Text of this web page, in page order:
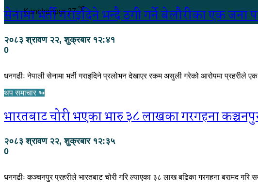
Kanchanpur 27℃
सेनामा भर्ती गराइदिने भन्दै ठगी गर्ने बेलौरीका एक जना
२०८३ श्रावण २२, शुक्रबार १२:४१
0
धनगढीः नेपाली सेनामा भर्ती गराइदिने प्रलोभन देखाएर रकम असुली गरेको आरोपमा प्रहरीले
थप समाचार ↬
भारतबाट चोरी भएका भारु ३८ लाखका गरगहना कञ्चनपुर
२०८३ श्रावण २२, शुक्रबार १२:३५
0
धनगढीः कञ्चनपुर प्रहरीले भारतबाट चोरी गरि ल्याएका ३८ लाख बढिका गरगहना बरामद गरि